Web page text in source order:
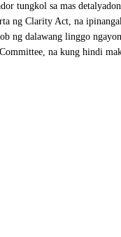
tungkol sa mas
ng Clarity Act, na
ng dalawang linggo
na kung hindi